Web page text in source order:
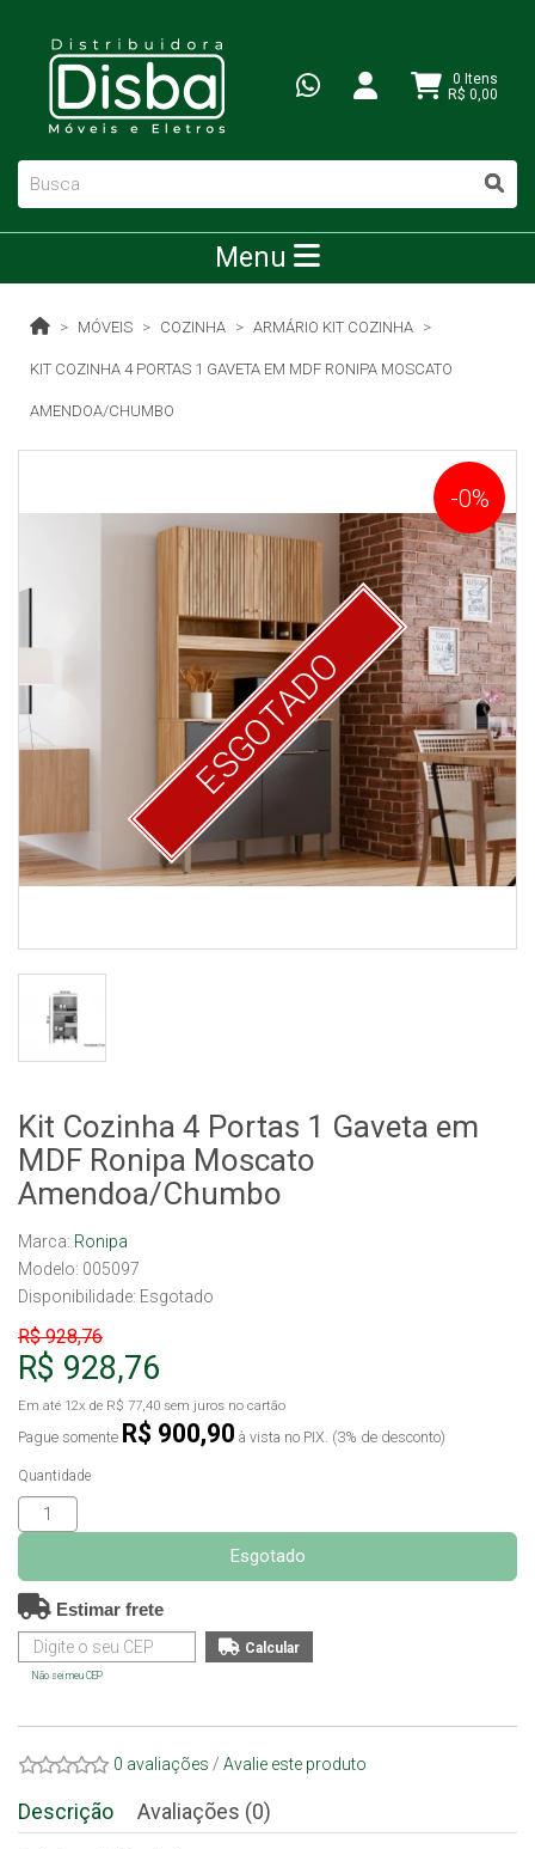
0 Itens
R$ 0,00
Menu
MÓVEIS COZINHA ARMÁRIO KIT COZINHA
KIT COZINHA 4 PORTAS 1 GAVETA EM MDF RONIPA MOSCATO
AMENDOA/CHUMBO
ESGOTADO
-0%
Kit Cozinha 4 Portas 1 Gaveta em
MDF Ronipa Moscato
Amendoa/Chumbo
Marca: Ronipa
Modelo: 005097
Disponibilidade: Esgotado
R$ 928,76
R$ 928,76
Em até 12x de R$ 77,40 sem juros no cartão
Pague somente R$ 900,90 à vista no PIX. (3% de desconto)
Quantidade
Esgotado
Estimar frete
Não sei meu CEP
0 avaliações / Avalie este produto
Descrição Avaliações (0)